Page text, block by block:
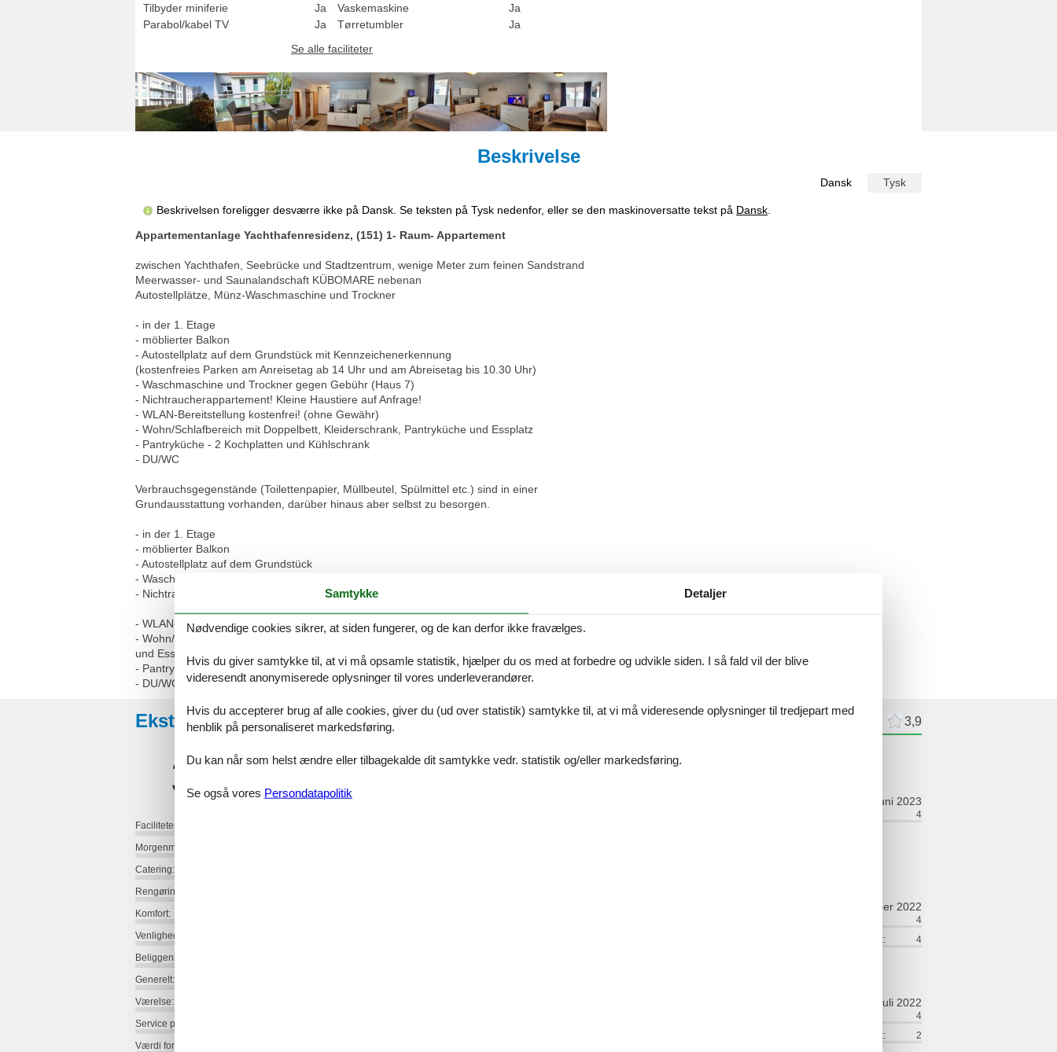
Tilbyder miniferie
Ja
Parabol/kabel TV
Ja
Vaskemaskine
Ja
Tørretumbler
Ja
Se alle faciliteter
Beskrivelse
Dansk Tysk
Beskrivelsen foreligger desværre ikke på Dansk. Se teksten på Tysk nedenfor, eller se den maskinoversatte tekst på Dansk
Appartementanlage Yachthafenresidenz, (151) 1- Raum- Appartement
zwischen Yachthafen, Seebrücke und Stadtzentrum, wenige Meter zum feinen Sandstrand
Meerwasser- und Saunalandschaft KÜBOMARE nebenan
Autostellplätze, Münz-Waschmaschine und Trockner
- in der 1. Etage
- möblierter Balkon
- Autostellplatz auf dem Grundstück mit Kennzeichenerkennung
(kostenfreies Parken am Anreisetag ab 14 Uhr und am Abreisetag bis 10.30 Uhr)
- Waschmaschine und Trockner gegen Gebühr (Haus 7)
- Nichtraucherappartement! Kleine Haustiere auf Anfrage!
- WLAN-Bereitstellung kostenfrei! (ohne Gewähr)
- Wohn/Schlafbereich mit Doppelbett, Kleiderschrank, Pantryküche und Essplatz
- Pantryküche - 2 Kochplatten und Kühlschrank
- DU/WC
Verbrauchsgegenstände (Toilettenpapier, Müllbeutel, Spülmittel etc.) sind in einer
Grundausstattung vorhanden, darüber hinaus aber selbst zu besorgen.
- in der 1. Etage
- möblierter Balkon
- Autostellplatz auf dem Grundstück
- Waschmaschine und Trockner gegen Gebühr (Haus 7)
- Nichtraucherappartement! Kleine Haustiere auf Anfrage!
- WLAN-Bereitstellung kostenfrei! (ohne Gewähr)
- Wohn/Schlafbereich mit Doppelbett, Kleiderschrank, Pantryküche
und Essplatz
- Pantryküche - 2 Kochplatten und Kühlschrank
- DU/WC
Eksterne anmeldelser Vores gæsteanmeldelser Eksterne anmeldelser 3,9
3,9
Faciliteter:
Morgenmad:
Catering:
Rengøring:
Komfort:
Venlighed:
Beliggenhed:
Generelt:
Værelse:
Service på stedet:
Værdi for pengene:
27 eksterne anmeldelser
juni 2023
4
oktober 2022
4
Service på stedet:
4
juli 2022
4
Service på stedet:
2
Samtykke Detaljer
Nødvendige cookies sikrer, at siden fungerer, og de kan derfor ikke fravælges.
Hvis du giver samtykke til, at vi må opsamle statistik, hjælper du os med at forbedre og udvikle siden. I så fald vil der blive
videresendt anonymiserede oplysninger til vores underleverandører.
Hvis du accepterer brug af alle cookies, giver du (ud over statistik) samtykke til, at vi må videresende oplysninger til tredjepart med
henblik på personaliseret markedsføring.
Du kan når som helst ændre eller tilbagekalde dit samtykke vedr. statistik og/eller markedsføring.
Se også vores Persondatapolitik